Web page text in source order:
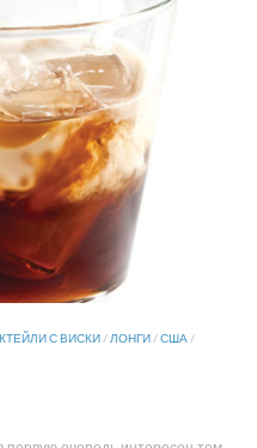
С ВИСКИ /ЛОНГИ /США/